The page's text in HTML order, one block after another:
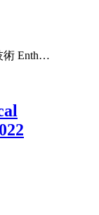
術 Enth…